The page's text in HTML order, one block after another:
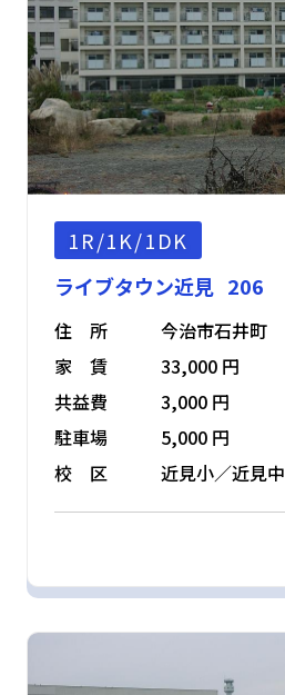
1R/1K/1DK
ライブタウン近見 206
住 所
今治市石井町
家 賃
33,000 円
共益費
3,000 円
駐車場
5,000 円
校 区
近見小／近見中